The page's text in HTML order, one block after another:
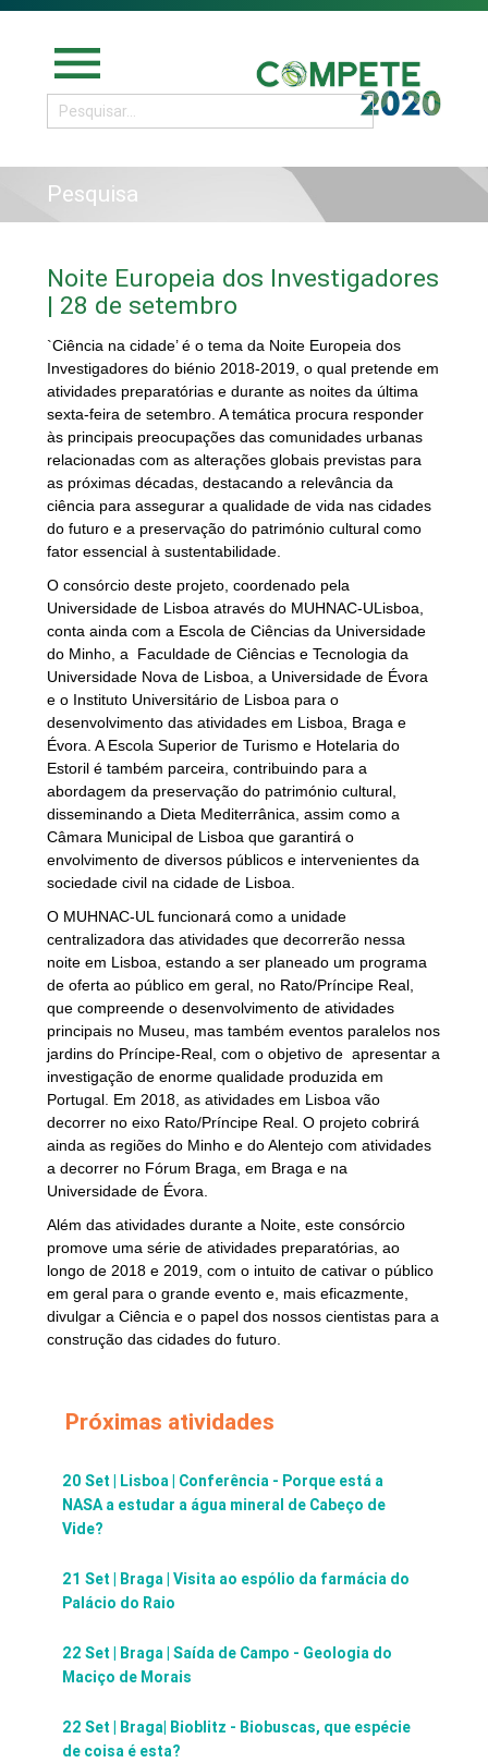
menu
Pesquisa
Noite Europeia dos Investigadores
| 28 de setembro
`Ciência na cidade’ é o tema da Noite Europeia dos
Investigadores do biénio 2018-2019, o qual pretendeem
atividades preparatórias e durante as noites da última
sexta-feira de setembro. A temática procura responder
às principais preocupações das comunidades urbanas
relacionadas com as alterações globais previstas para
as próximas décadas, destacando a relevância da
ciência para assegurar a qualidade de vida nas cidades
do futuro e a preservação do património cultural como
fator essencial à sustentabilidade.
O consórcio deste projeto, coordenado pela
Universidade de Lisboa através do MUHNAC-ULisboa,
conta ainda com a Escola de Ciências da Universidade
do Minho, a Faculdade de Ciências e Tecnologia da
Universidade Nova de Lisboa, a Universidade de Évora
e o Instituto Universitário de Lisboa para o
desenvolvimento das atividades em Lisboa, Braga e
Évora. A Escola Superior de Turismo e Hotelaria do
Estoril é também parceira, contribuindo para a
abordagem da preservação do património cultural,
disseminando a Dieta Mediterrânica, assim como a
Câmara Municipal de Lisboa que garantirá o
envolvimento de diversos públicos e intervenientes da
sociedade civil na cidade de Lisboa.
O MUHNAC-UL funcionará como a unidade
centralizadora das atividades que decorrerão nessa
noite em Lisboa, estando a ser planeado um programa
de oferta ao público em geral, no Rato/Príncipe Real,
que compreende o desenvolvimento de atividades
principais no Museu, mas também eventos paralelos nos
jardins do Príncipe-Real, com o objetivo de apresentar a
investigação de enorme qualidade produzida em
Portugal. Em 2018, as atividades em Lisboa vão
decorrer no eixo Rato/Príncipe Real. O projeto cobrirá
ainda as regiões do Minho e do Alentejo com atividades
a decorrer no Fórum Braga, em Braga e na
Universidade de Évora.
Além das atividades durante a Noite, este consórcio
promove uma série de atividades preparatórias, ao
longo de 2018 e 2019, com o intuito de cativar o público
em geral para o grande evento e, mais eficazmente,
divulgar a Ciência e o papel dos nossos cientistas para a
construção das cidades do futuro.
Próximas atividades
20 Set | Lisboa | Conferência - Porque está a
NASA a estudar a água mineral de Cabeço de
Vide?
21 Set | Braga | Visita ao espólio da farmácia do
Palácio do Raio
22 Set | Braga | Saída de Campo - Geologia do
Maciço de Morais
22 Set | Braga| Bioblitz - Biobuscas, que espécie
de coisa é esta?